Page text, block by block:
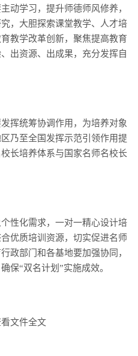
学习，提升师德师风修养，
，大胆探索课堂教学、人才培
教学改革创新，聚焦提高教育
出资源、出成果，充分发挥自
统筹协调作用，为培养对象
乃至全国发挥示范引领作用提
长培养体系与国家名师名校长
化需求，一对一精心设计培
优质培训资源，切实促进名师
政部门和各基地要加强协同，
保“双名计划”实施成效。
看文件全文